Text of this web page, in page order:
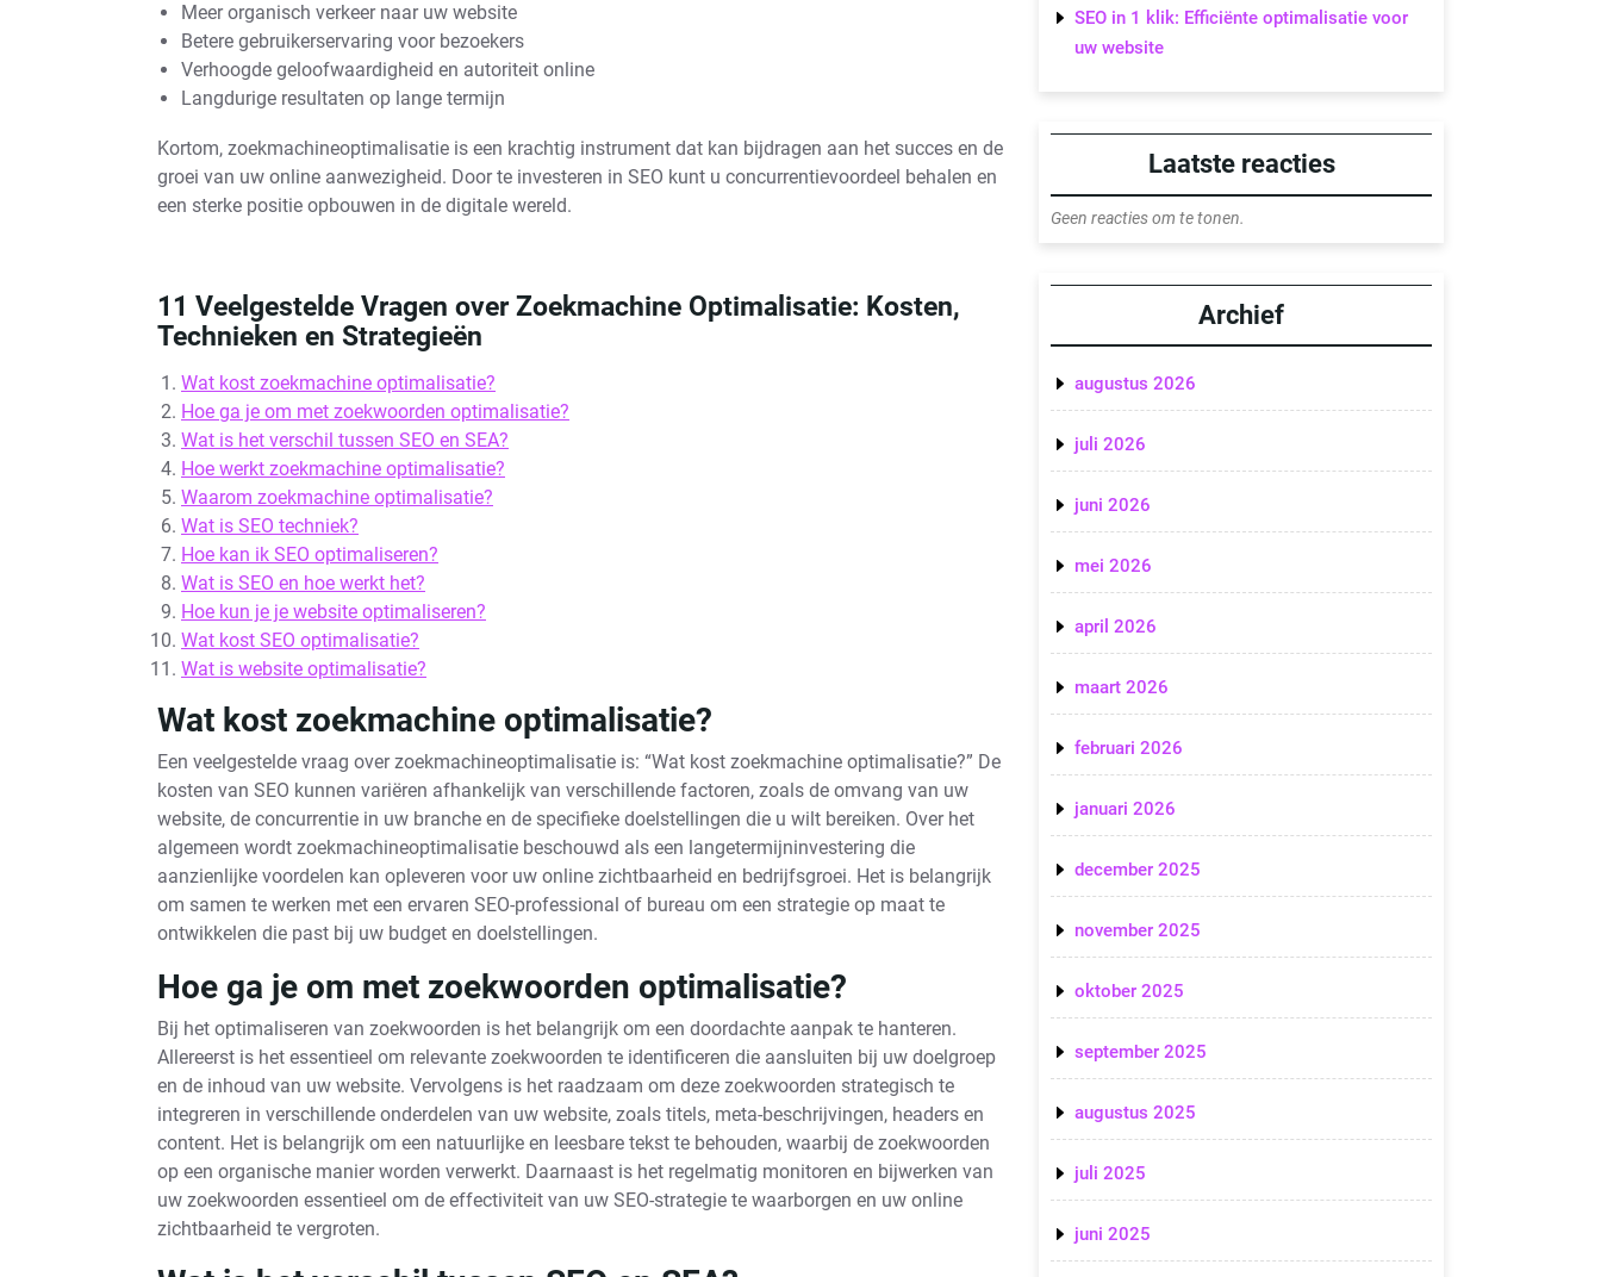
Meer organisch verkeer naar uw website
Betere gebruikerservaring voor bezoekers
Verhoogde geloofwaardigheid en autoriteit online
Langdurige resultaten op lange termijn
Kortom, zoekmachineoptimalisatie is een krachtig instrument dat kan bijdragen aan het succes en de
groei van uw online aanwezigheid. Door te investeren in SEO kunt u concurrentievoordeel behalen en
een sterke positie opbouwen in de digitale wereld.
11 Veelgestelde Vragen over Zoekmachine Optimalisatie: Kosten,
Technieken en Strategieën
Wat kost zoekmachine optimalisatie?
Hoe ga je om met zoekwoorden optimalisatie?
Wat is het verschil tussen SEO en SEA?
Hoe werkt zoekmachine optimalisatie?
Waarom zoekmachine optimalisatie?
Wat is SEO techniek?
Hoe kan ik SEO optimaliseren?
Wat is SEO en hoe werkt het?
Hoe kun je je website optimaliseren?
Wat kost SEO optimalisatie?
Wat is website optimalisatie?
Wat kost zoekmachine optimalisatie?
Een veelgestelde vraag over zoekmachineoptimalisatie is: “Wat kost zoekmachine optimalisatie?” De
kosten van SEO kunnen variëren afhankelijk van verschillende factoren, zoals de omvang van uw
website, de concurrentie in uw branche en de specifieke doelstellingen die u wilt bereiken. Over het
algemeen wordt zoekmachineoptimalisatie beschouwd als een langetermijninvestering die
aanzienlijke voordelen kan opleveren voor uw online zichtbaarheid en bedrijfsgroei. Het is belangrijk
om samen te werken met een ervaren SEO-professional of bureau om een strategie op maat te
ontwikkelen die past bij uw budget en doelstellingen.
Hoe ga je om met zoekwoorden optimalisatie?
Bij het optimaliseren van zoekwoorden is het belangrijk om een doordachte aanpak te hanteren.
Allereerst is het essentieel om relevante zoekwoorden te identificeren die aansluiten bij uw doelgroep
en de inhoud van uw website. Vervolgens is het raadzaam om deze zoekwoorden strategisch te
integreren in verschillende onderdelen van uw website, zoals titels, meta-beschrijvingen, headers en
content. Het is belangrijk om een natuurlijke en leesbare tekst te behouden, waarbij de zoekwoorden
op een organische manier worden verwerkt. Daarnaast is het regelmatig monitoren en bijwerken van
uw zoekwoorden essentieel om de effectiviteit van uw SEO-strategie te waarborgen en uw online
zichtbaarheid te vergroten.
SEO in 1 klik: Efficiënte optimalisatie voor
uw website
Laatste reacties
Geen reacties om te tonen.
Archief
augustus 2026
juli 2026
juni 2026
mei 2026
april 2026
maart 2026
februari 2026
januari 2026
december 2025
november 2025
oktober 2025
september 2025
augustus 2025
juli 2025
juni 2025